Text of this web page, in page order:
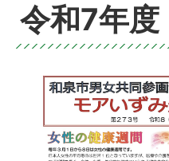
令和7年度